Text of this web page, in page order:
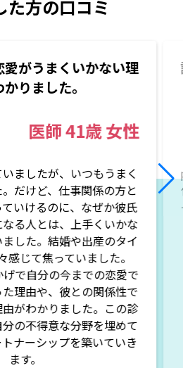
た方の口コミ
がうまくいかない理
りました。
医師41歳女性
ましたが、いつもうまく
だけど、仕事関係の方と
いけるのに、なぜか彼氏
る人とは、上手くいかな
した。結婚や出産のタイ
感じて焦っていました。
げで自分の今までの恋愛で
理由や、彼との関係性で
がわかりました。この診
の不得意な分野を埋めて
ナーシップを築いていき
ます。